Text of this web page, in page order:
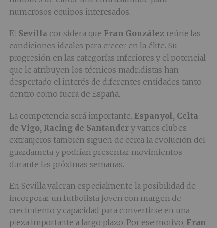
numerosos equipos interesados.
El Sevilla considera que Fran Gonzálezreúne las
condiciones ideales para crecer en la élite. Su
progresión en las categorías inferiores y el potencial
que le atribuyen los técnicos madridistas han
despertado el interés de diferentes entidades tanto
dentro como fuera de España.
La competencia será importante. Espanyol, Celta
de Vigo, Racing de Santander y varios clubes
extranjeros también siguen de cerca la evolución del
guardameta y podrían presentar movimientos
durante las próximas semanas.
En Sevilla valoran especialmente la posibilidad de
incorporar un futbolista joven con margen de
crecimiento y capacidad para convertirse en una
pieza importante a largo plazo. Por ese motivo, Fran